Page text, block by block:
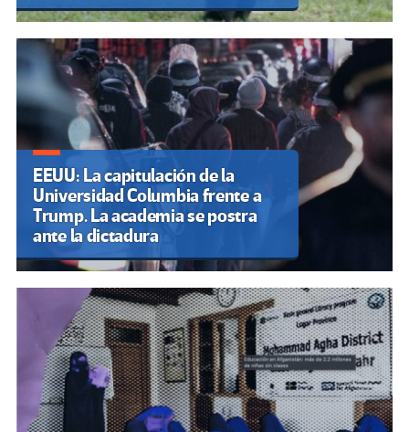
EEUU: La capitulación de la
Universidad Columbia frente a
Trump. La academia se postra
ante la dictadura